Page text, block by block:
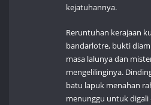
kejatuhannya.
Reruntuhan kerajaan
bandarlotre, bukti
masa lalunya dan
mengelilinginya.
batu lapuk menahan
menunggu untuk